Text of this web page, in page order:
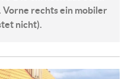
rechts ein mobiler
nicht).